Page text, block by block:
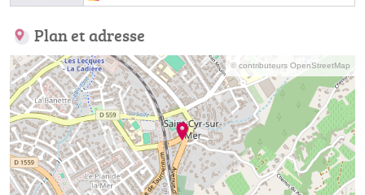
Plan et adresse
© contributeurs OpenStreetMap